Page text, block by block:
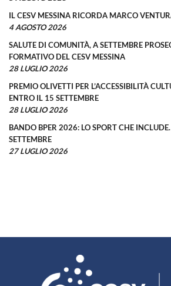
IL CESV MESSINA RICORDA MARCO
4 AGOSTO 2026
SALUTE DI COMUNITÀ, A SETTEMBRE
FORMATIVO DEL CESV MESSINA
28 LUGLIO 2026
PREMIO OLIVETTI PER L’ACCESSIBILITÀ
ENTRO IL 15 SETTEMBRE
28 LUGLIO 2026
BANDO BPER 2026: LO SPORT CHE
SETTEMBRE
27 LUGLIO 2026